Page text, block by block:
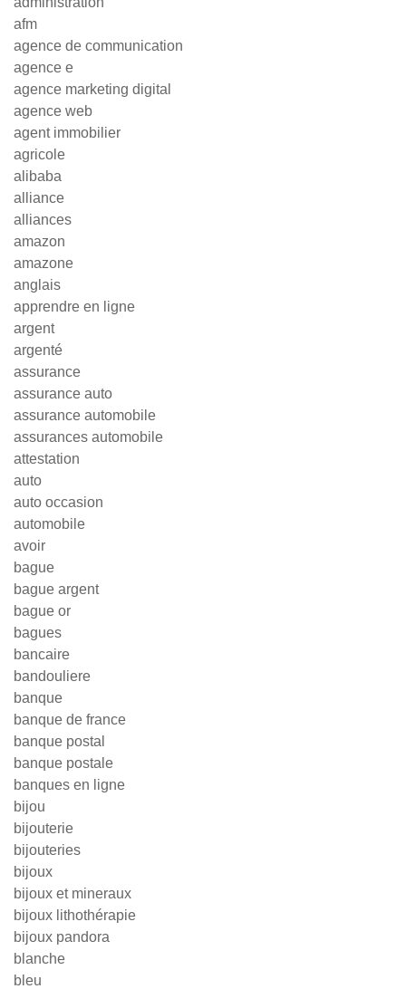
afm
agence de communication
agence e
agence marketing digital
agence web
agent immobilier
agricole
alibaba
alliance
alliances
amazon
amazone
anglais
apprendre en ligne
argent
argenté
assurance
assurance auto
assurance automobile
assurances automobile
attestation
auto
auto occasion
automobile
avoir
bague
bague argent
bague or
bagues
bancaire
bandouliere
banque
banque de france
banque postal
banque postale
banques en ligne
bijou
bijouterie
bijouteries
bijoux
bijoux et mineraux
bijoux lithothérapie
bijoux pandora
blanche
bleu